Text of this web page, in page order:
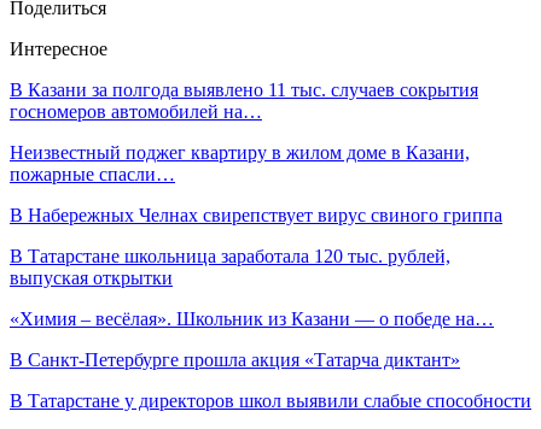
Поделиться
Интересное
В Казани за полгода выявлено 11 тыс. случаев сокрытия
госномеров автомобилей на…
Неизвестный поджег квартиру в жилом доме в Казани,
пожарные спасли…
В Набережных Челнах свирепствует вирус свиного гриппа
В Татарстане школьница заработала 120 тыс. рублей,
выпуская открытки
«Химия – весёлая». Школьник из Казани — о победе на…
В Санкт-Петербурге прошла акция «Татарча диктант»
В Татарстане у директоров школ выявили слабые способности